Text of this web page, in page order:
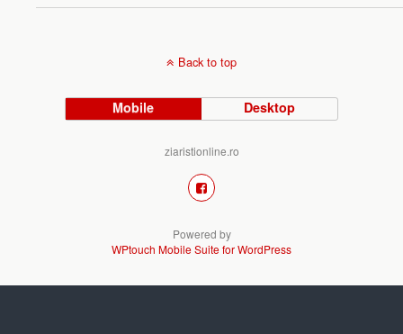
Back to top
Mobile Desktop
ziaristionline.ro
Powered by
WPtouch Mobile Suite for WordPress